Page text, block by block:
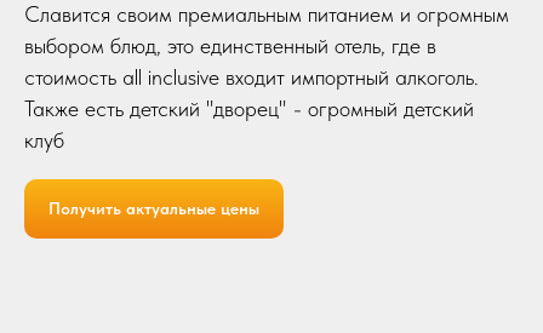
Славится своим премиальным питанием и огромным
выбором блюд, это единственный отель, где в
стоимость all inclusive входит импортный алкоголь.
Также есть детский "дворец" - огромный детский
клуб
Получить актуальные цены